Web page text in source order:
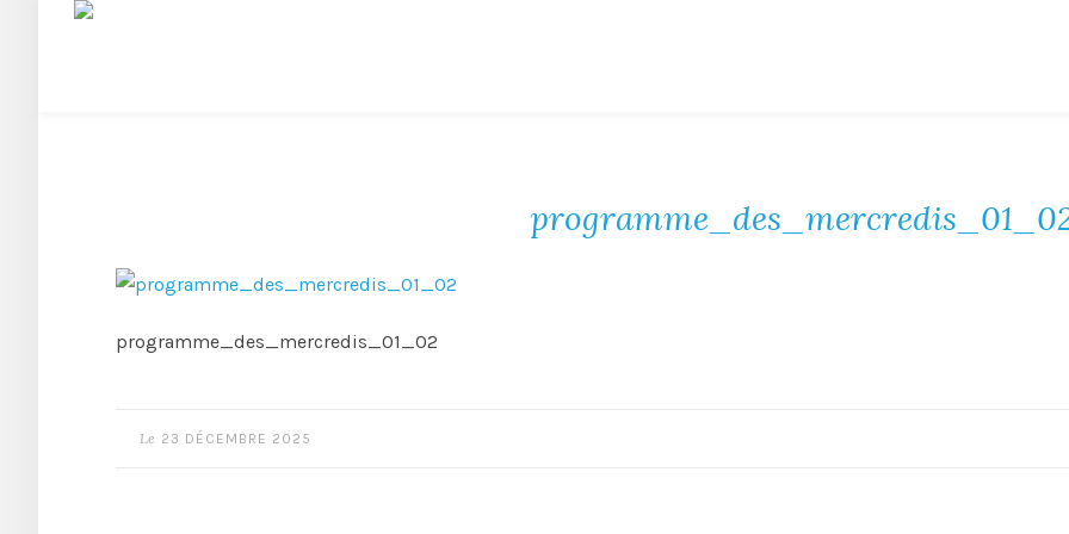
programme_des_mercredis_01_02
Le 23 DÉCEMBRE 2025